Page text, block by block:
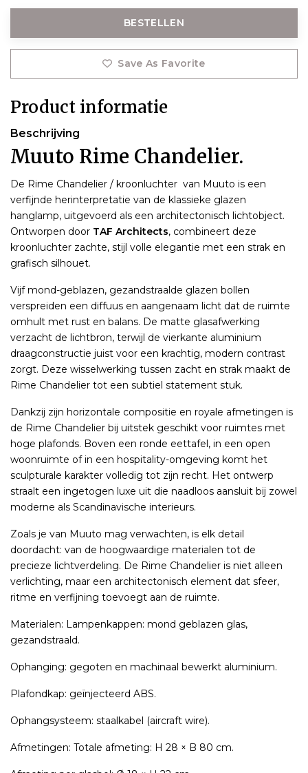
BESTELLEN
Save As Favorite
Product informatie
Beschrijving
Muuto Rime Chandelier.
De Rime Chandelier / kroonluchter van Muuto is een
verfijnde herinterpretatie van de klassieke glazen
hanglamp, uitgevoerd als een architectonisch lichtobject.
Ontworpen door TAF Architects, combineert deze
kroonluchter zachte, stijl volle elegantie met een strak en
grafisch silhouet.
Vijf mond-geblazen, gezandstraalde glazen bollen
verspreiden een diffuus en aangenaam licht dat de ruimte
omhult met rust en balans. De matte glasafwerking
verzacht de lichtbron, terwijl de vierkante aluminium
draagconstructie juist voor een krachtig, modern contrast
zorgt. Deze wisselwerking tussen zacht en strak maakt de
Rime Chandelier tot een subtiel statement stuk.
Dankzij zijn horizontale compositie en royale afmetingen is
de Rime Chandelier bij uitstek geschikt voor ruimtes met
hoge plafonds. Boven een ronde eettafel, in een open
woonruimte of in een hospitality-omgeving komt het
sculpturale karakter volledig tot zijn recht. Het ontwerp
straalt een ingetogen luxe uit die naadloos aansluit bij zowel
moderne als Scandinavische interieurs.
Zoals je van Muuto mag verwachten, is elk detail
doordacht: van de hoogwaardige materialen tot de
precieze lichtverdeling. De Rime Chandelier is niet alleen
verlichting, maar een architectonisch element dat sfeer,
ritme en verfijning toevoegt aan de ruimte.
Materialen: Lampenkappen: mond geblazen glas,
gezandstraald.
Ophanging: gegoten en machinaal bewerkt aluminium.
Plafondkap: geïnjecteerd ABS.
Ophangsysteem: staalkabel (aircraft wire).
Afmetingen: Totale afmeting: H 28 × B 80 cm.